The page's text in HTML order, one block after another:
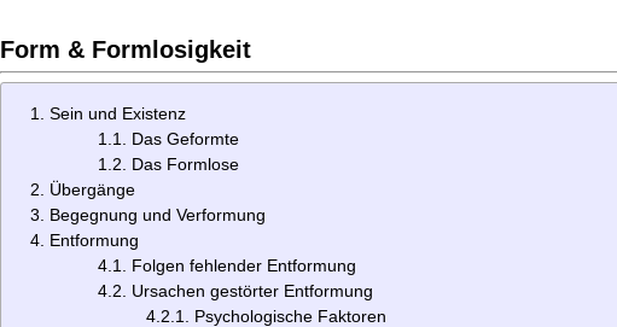
Form & Formlosigkeit
Sein und Existenz
1.1. Das Geformte
1.2. Das Formlose
Übergänge
Begegnung und Verformung
Entformung
4.1. Folgen fehlender Entformung
4.2. Ursachen gestörter Entformung
4.2.1. Psychologische Faktoren